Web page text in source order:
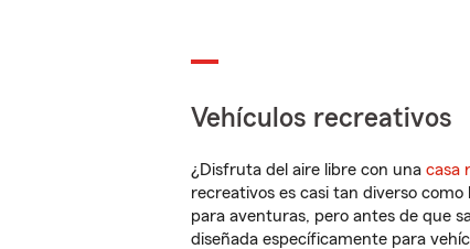
Vehículos recreativos
¿Disfruta del aire libre con una casa
recreativos es casi tan diverso
para aventuras, pero antes de que
diseñada específicamente para